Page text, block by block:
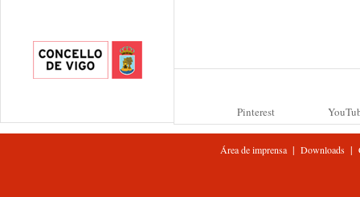
Pinterest
Área de imprensa| Downloads|